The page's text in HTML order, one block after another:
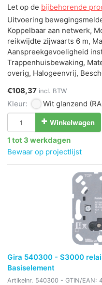
Let op de bijbehorende
Uitvoering
Koppelbaar aan netwerk,
reikwijdte zijwaarts 6 m,
Aanspreekgevoeligheid
Trappenhuisbewaking,
overig, Halogeenvrij,
€108,37 incl. BTW
Kleur: Wit glanzend
Winkelwagen
1 tot 3 werkdagen
Bewaar op projectlijst
Gira 540300 - S3000
Basiselement
Artikelnr. 540300 - GTIN/EAN: